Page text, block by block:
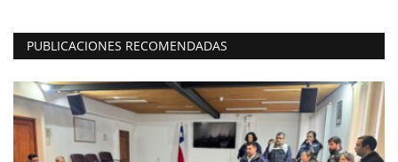
PUBLICACIONES RECOMENDADAS